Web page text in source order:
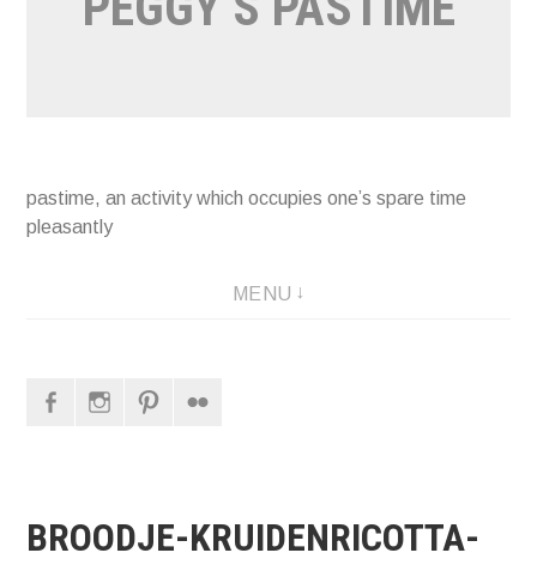
pastime, an activity which occupies one’s spare time
pleasantly
MENU
FacebookInstagram
BROODJE-KRUIDENRICOTTA-